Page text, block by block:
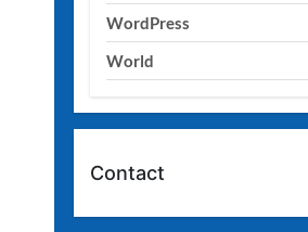
WordPress
World
Contact